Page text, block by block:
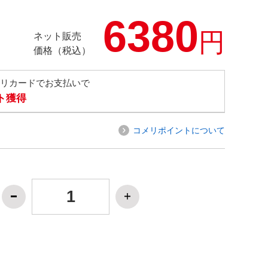
ネット販売
価格（税込）
6380円
カードでお支払いで
獲得
コメリポイントについて